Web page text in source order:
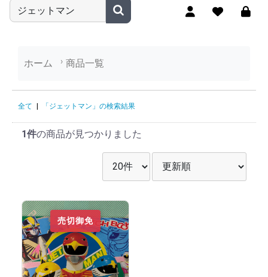
商品名やキーワードを入力
ホーム 商品一覧
「ジェットマン」の検索結果
全て 「ジェットマン」の検索結果
1件の商品が見つかりました
並び順を選択
売切御免